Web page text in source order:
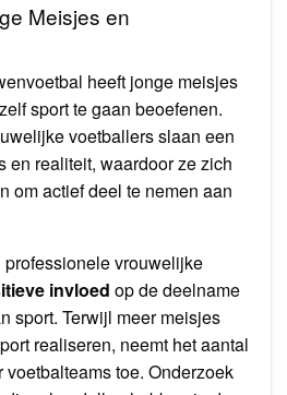
Meisjes en
heeft jonge meisjes
sport te gaan beoefenen.
voetballers slaan een
en realiteit, waardoor ze zich
om actief deel te nemen aan
vrouwelijke
invloed op de deelname
sport. Terwijl meer meisjes
realiseren, neemt het aantal
toe. Onderzoek